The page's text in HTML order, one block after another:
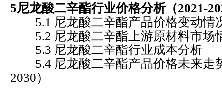
5尼龙酸二辛酯行业价格分析（2021-
5.1 尼龙酸二辛酯产品价格变动情
5.2 尼龙酸二辛酯上游原材料市场
5.3 尼龙酸二辛酯行业成本分析
5.4 尼龙酸二辛酯产品价格未来走
2030）